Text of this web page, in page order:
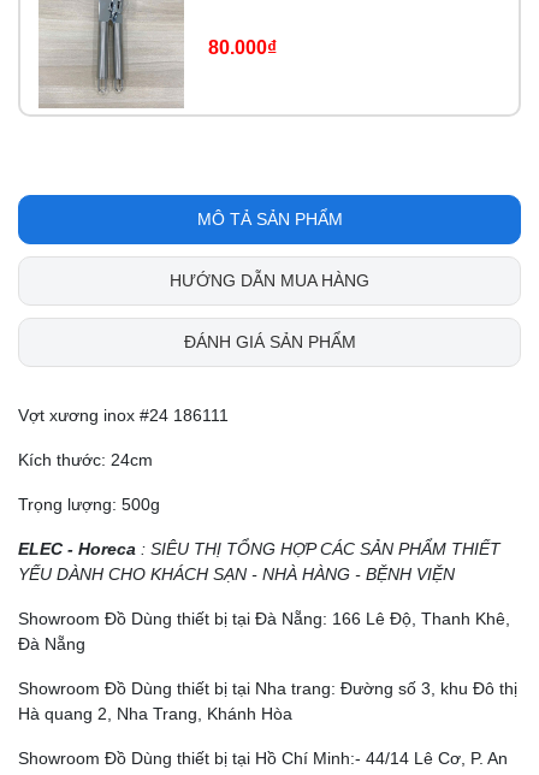
80.000₫
MÔ TẢ SẢN PHẨM
HƯỚNG DẪN MUA HÀNG
ĐÁNH GIÁ SẢN PHẨM
Vợt xương inox #24 186111
Kích thước: 24cm
Trọng lượng: 500g
ELEC - Horeca : SIÊU THỊ TỔNG HỢP CÁC SẢN PHẨM THIẾT
YẾU DÀNH CHO KHÁCH SẠN - NHÀ HÀNG - BỆNH VIỆN
Showroom Đồ Dùng thiết bị tại Đà Nẵng: 166 Lê Độ, Thanh Khê,
Đà Nẵng
Showroom Đồ Dùng thiết bị tại Nha trang: Đường số 3, khu Đô thị
Hà quang 2, Nha Trang, Khánh Hòa
Showroom Đồ Dùng thiết bị tại Hồ Chí Minh:- 44/14 Lê Cơ, P. An